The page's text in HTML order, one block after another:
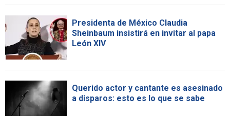
Presidenta de México Claudia
Sheinbaum insistirá en invitar al papa
León XIV
Querido actor y cantante es asesinado
a disparos: esto es lo que se sabe